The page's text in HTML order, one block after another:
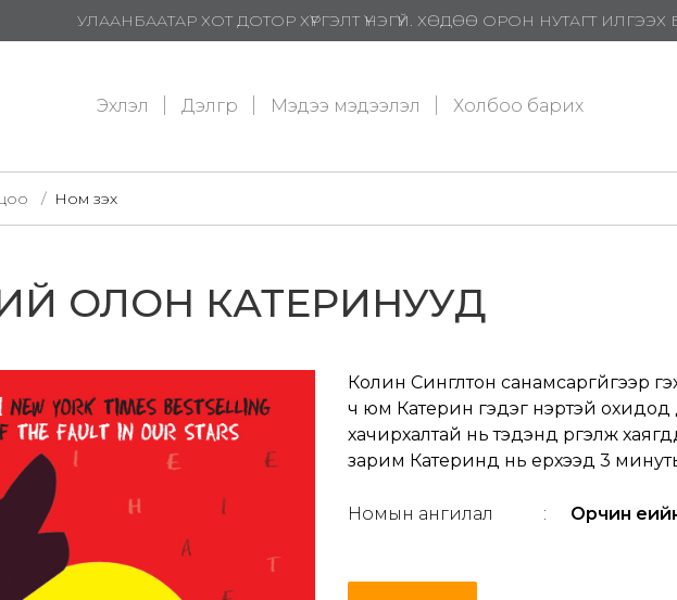
УЛААНБААТАР ХОТ ДОТОР ХҮРГЭЛТ ҮНЭГҮЙ. ХӨДӨӨ ОРОН НУТАГТ
Эхлэл Дэлгүүр Мэдээ мэдээлэл Холбоо барих
Ном үзэх
ОЛОН КАТЕРИНУУД
Колин Синглтон санамсаргүйгээр
ч юм Катерин гэдэг нэртэй охидод
хачирхалтай нь тэдэнд үргэлж
зарим Катеринд нь үерхээд 3
Номын ангилал : Орчин